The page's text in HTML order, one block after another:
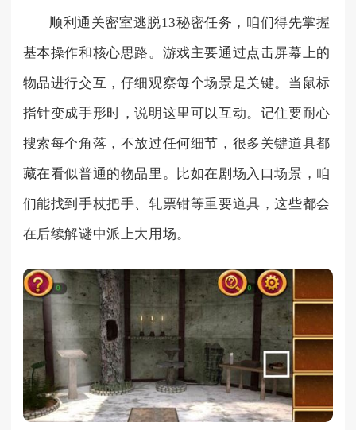
顺利通关密室逃脱13秘密任务，咱们得先掌握
基本操作和核心思路。游戏主要通过点击屏幕上的
物品进行交互，仔细观察每个场景是关键。当鼠标
指针变成手形时，说明这里可以互动。记住要耐心
搜索每个角落，不放过任何细节，很多关键道具都
藏在看似普通的物品里。比如在剧场入口场景，咱
们能找到手杖把手、轧票钳等重要道具，这些都会
在后续解谜中派上大用场。